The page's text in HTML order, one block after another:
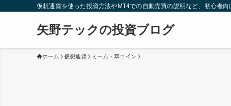
仮想通貨を使った投資方法やMT4での自動売買の説明など、初心者
矢野テックの投資ブログ
ホーム 仮想通貨 ミーム・草コイン